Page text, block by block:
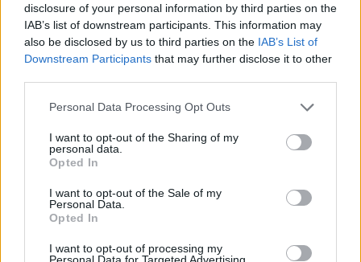
disclosure of your personal information by third parties on the
IAB’s list of downstream participants. This information may
also be disclosed by us to third parties on the IAB’s List of
Downstream Participants that may further disclose it to other
Personal Data Processing Opt Outs
I want to opt-out of the Sharing of my
personal data.
Opted In
I want to opt-out of the Sale of my
Personal Data.
Opted In
I want to opt-out of processing my
Personal Data for Targeted Advertising.
Esim for Global
Esim for USA|Esim for Italy| Esim for Spain|Esim